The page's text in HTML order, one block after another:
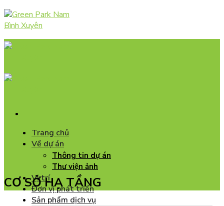
Skip
to
content
Trang chủ
Về dự án
Thông tin dự án
Thư viện ảnh
Vị trí
Đơn vị phát triển
Sản phẩm dịch vụ
CƠ SỞ HẠ TẦNG